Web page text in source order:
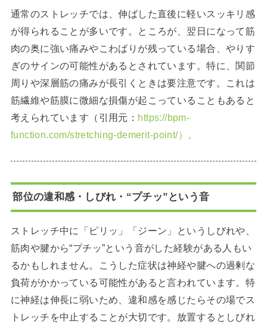
通常のストレッチでは、伸ばした直後に軽いスッキリ感
が得られることが多いです。ところが、翌日になって筋
肉の奥に強い痛みやこわばりが残っている場合、やりす
ぎのサインの可能性があるとされています。特に、関節
周りや深層筋の痛みが長引くときは要注意です。これは
筋繊維や筋膜に微細な損傷が起こっていることもあると
考えられています（引用元： https://bpm-
function.com/stretching-demerit-point/）。
部位の違和感・しびれ・“プチッ”という音
ストレッチ中に「ピリッ」「ジーン」というしびれや、
筋肉や腱から“プチッ”という音がした経験がある人もい
るかもしれません。こうした症状は神経や腱への過剰な
負荷がかかっている可能性があると言われています。特
に神経は伸長に弱いため、違和感を感じたらその場でス
トレッチを中止することが大切です。放置するとしびれ